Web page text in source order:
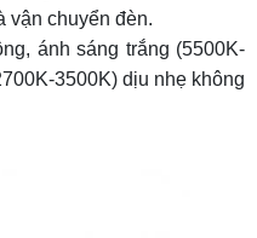
vận chuyển đèn.
ánh sáng trắng (5500K-
3500K) dịu nhẹ không